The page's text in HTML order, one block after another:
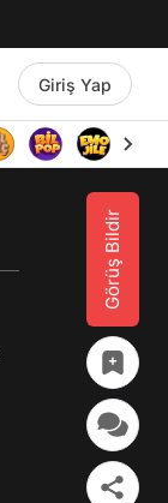
Giriş Yap
Görüş Bildir